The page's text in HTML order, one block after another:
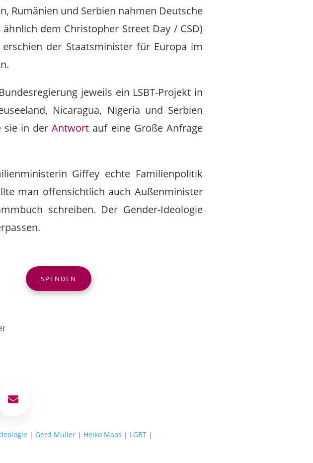
Rumänien und Serbien nahmen Deutsche
ähnlich dem Christopher Street Day / CSD)
der Staatsminister für Europa im
jeweils ein LSBT-Projekt in
Nicaragua, Nigeria und Serbien
sie in derAntwort auf eine Große Anfrage
Giffey echte Familienpolitik
man offensichtlich auch Außenminister
schreiben. Der Gender-Ideologie
SPENDEN
E-Mail
| Gerd Müller | Heiko Maas | LGBT |